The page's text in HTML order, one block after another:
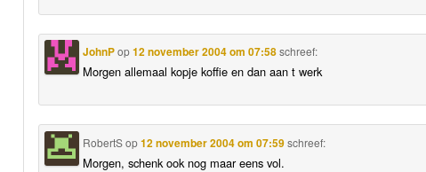
JohnPop12 november 2004 om 07:58schreef:
Morgen allemaal kopje koffie en dan aan t werk
RobertSop12 november 2004 om 07:59schreef:
Morgen, schenk ook nog maar eens vol.